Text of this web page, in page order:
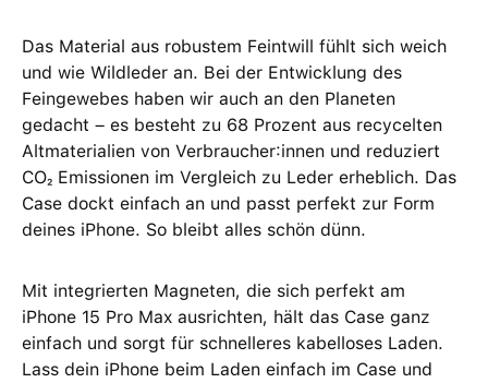
Das Material aus robustem Feintwill fühlt sich weich
und wie Wildleder an. Bei der Entwicklung des
Feingewebes haben wir auch an den Planeten
gedacht – es besteht zu 68 Prozent aus recycelten
Altmaterialien von Verbraucher:innen und reduziert
CO₂ Emissionen im Vergleich zu Leder erheblich. Das
Case dockt einfach an und passt perfekt zur Form
deines iPhone. So bleibt alles schön dünn.
Mit integrierten Magneten, die sich perfekt am
iPhone 15 Pro Max ausrichten, hält das Case ganz
einfach und sorgt für schnelleres kabelloses Laden.
Lass dein iPhone beim Laden einfach im Case und